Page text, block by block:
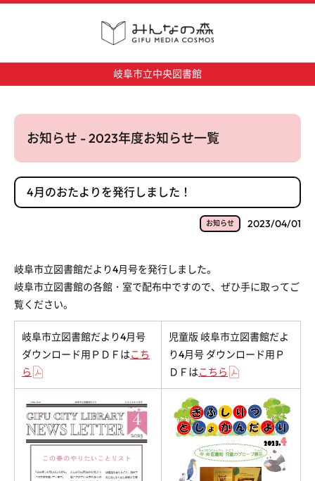
岐阜市立中央図書館
お知らせ - 2023年度お知らせ一覧
4月のおたよりを発行しました！
お知らせ 2023/04/01
岐阜市立図書館だより4月号を発行しました。
岐阜市立図書館の各館・室で配布中ですので、ぜひ手に取ってご
覧ください。
岐阜市立図書館だより4月号
ダウンロード用ＰＤＦはこち
ら
児童版 岐阜市立図書館だよ
り4月号 ダウンロード用Ｐ
ＤＦはこちら